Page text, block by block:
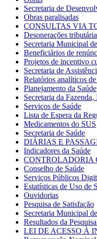
Secretaria de
Obras paralisadas
CONSULTAS VIA
Desonerações
Secretaria Municipal
Beneficiários de
Projetos de incentivo
Secretaria de
Relatórios analíticos
Planejamento da Saúde
Secretaria da
Serviços de Saúde
Lista de Espera da
Medicamentos do SUS
Secretaria de Saúde
DIÁRIAS E
Indicadores da Saúde
CONTROLADORIA
Conselho de Saúde
Serviços Públicos
Estatísticas de Uso de
Ouvidorias
Pesquisa de Satisfação
Secretaria Municipal
Resultados da
LEI DE ACESSO À